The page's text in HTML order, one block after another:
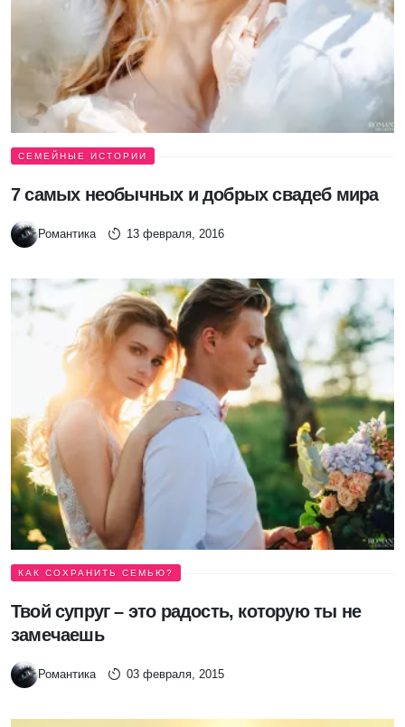
СЕМЕЙНЫЕ ИСТОРИИ
7 самых необычных и добрых свадеб мира
Романтика 13 февраля, 2016
КАК СОХРАНИТЬ СЕМЬЮ?
Твой супруг – это радость, которую ты не
замечаешь
Романтика 03 февраля, 2015